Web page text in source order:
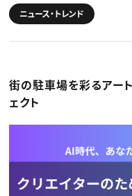
デザイン
プログラミング
編集・ライティング
業界解説・キャリア事
お役立ち基礎知識
TOP Creator’s コラム
Webクリエイター
映像クリエイター
マーケッター
クリエイターインタビュ
C＆R Magazine
セミナー
ニュース・トレンド
ニュース・トレンド トップ
映像
出版
CREATIVE VILLAGE
ニュース・トレンド
街の駐車場を彩るア
ェクト